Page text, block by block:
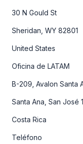
30 N Gould St
Sheridan, WY 82801
United States
Oficina de LATAM
B-209, Avalon Santa
Santa Ana, San José
Costa Rica
Teléfono